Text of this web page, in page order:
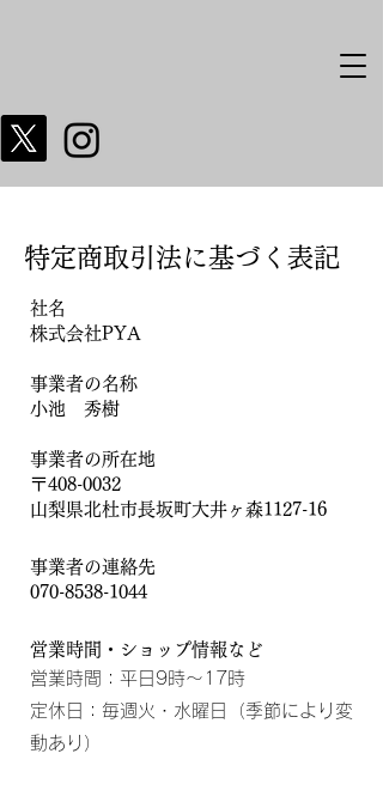
​特定商取引法に基づく表記
社名
株式会社PYA
事業者の名称
小池 秀樹
事業者の所在地
〒408-0032
​山梨県北杜市長坂町大井ヶ森1127-16
事業者の連絡先
070-8538-1044
営業時間・ショップ情報など
営業時間：平日9時〜17時
定休日：毎週火・水曜日（季節により変
動あり）